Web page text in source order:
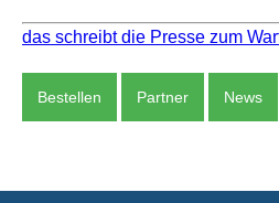
das schreibt die Presse zum
Bestellen Partner News